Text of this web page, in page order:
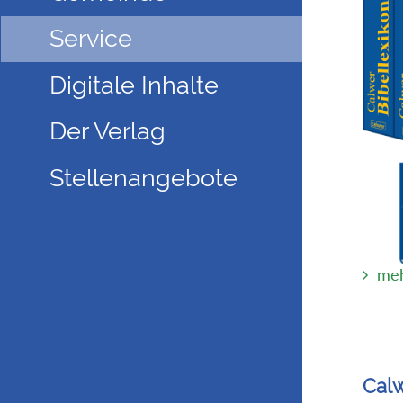
Service
Digitale Inhalte
Der Verlag
Stellenangebote